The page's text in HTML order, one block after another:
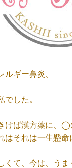
ギー鼻炎、
した。
けば漢方薬に、
はそれは一生懸命
くて、今は、うま